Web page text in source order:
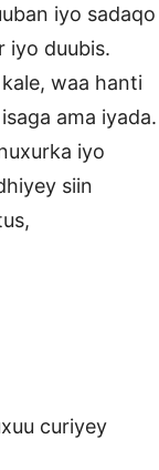
iyo sadaqo
iyo duubis.
waa hanti
ama iyada.
iyo
siin
curiyey